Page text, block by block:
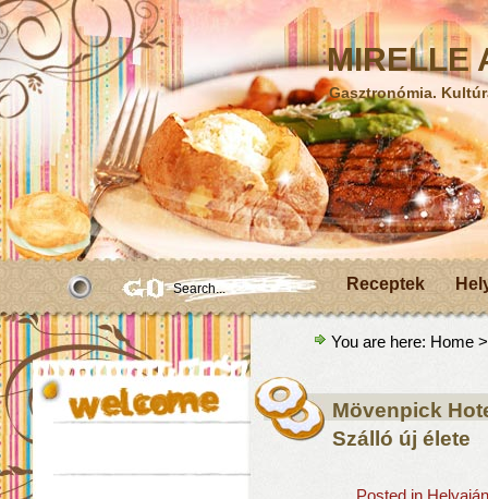
MIRELLE
Gasztronómia.
Receptek
You are here: Home
Mövenpick
Szálló új élete